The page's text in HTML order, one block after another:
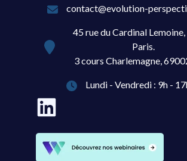
contact@evolution-
45 rue du Cardinal
Paris.
3 cours Charlemagne,
Lundi - Vendredi : 9h -